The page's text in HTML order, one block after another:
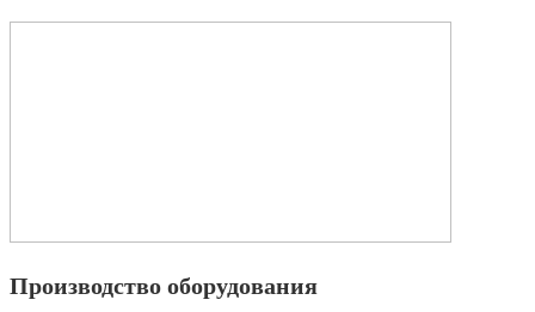
Производство оборудования